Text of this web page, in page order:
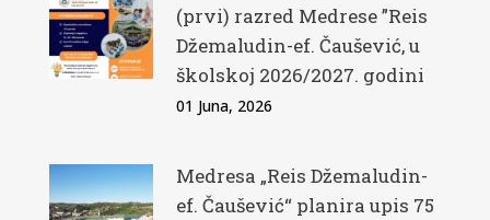
(prvi) razred Medrese ”Reis
Džemaludin-ef. Čaušević, u
školskoj 2026/2027. godini
01 Juna, 2026
Medresa „Reis Džemaludin-
ef. Čaušević“ planira upis 75